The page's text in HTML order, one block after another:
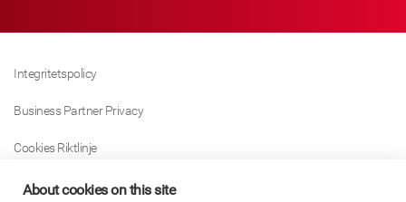
Integritetspolicy
Business Partner Privacy
Cookies Riktlinje
Modern Slavery Act Policy
About cookies on this site